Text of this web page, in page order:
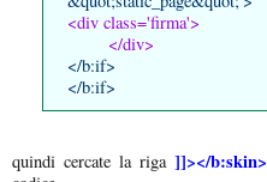
<div class='firma'>
</div>
</b:if>
</b:if>
quindi cercate la riga ]]></b:skin>